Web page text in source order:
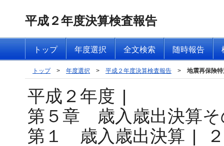
平成２年度決算検査報告
トップ 年度選択 全文検索 随時報告
トップ > 年度選択 > 平成２年度決算検査報告 > 地震再保険
平成２年度 |
第５章 歳入歳出決算そ
第１ 歳入歳出決算 |